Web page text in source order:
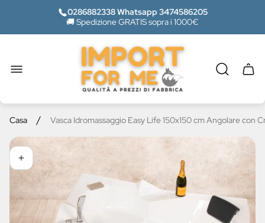
0286882338 Whatsapp 3474586205
🚚 Spedizione GRATIS sopra i 1000€
Logo
del
negozio"
Casa / Vasca Idromassaggio Easy Life 150x150 cm Angolare con